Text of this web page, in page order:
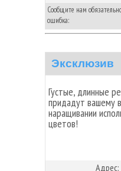
Сообщите нам
ошибка:
Эксклюзив
Густые, длинные
придадут вашему
наращивании
цветов!
Адрес: